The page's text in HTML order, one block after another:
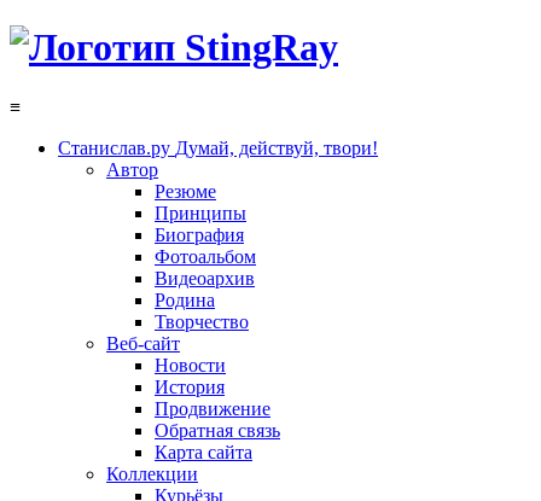
≡
Станислав.ру Думай, действуй, твори!
Автор
Резюме
Принципы
Биография
Фотоальбом
Видеоархив
Родина
Творчество
Веб-сайт
Новости
История
Продвижение
Обратная связь
Карта сайта
Коллекции
Курьёзы